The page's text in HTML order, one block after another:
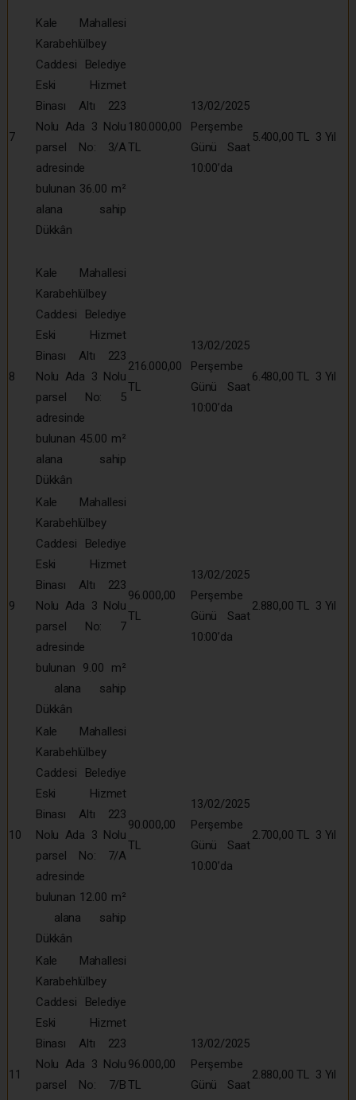
7
Kale Mahallesi
Karabehlülbey
Caddesi Belediye
Eski Hizmet
Binası Altı 223
Nolu Ada 3 Nolu
parsel No: 3/A
adresinde
bulunan 36.00 m²
alana sahip
Dükkân
180.000,00
TL
13/02/2025
Perşembe
Günü Saat
10:00’da
5.400,00 TL 3 Yıl
8
Kale Mahallesi
Karabehlülbey
Caddesi Belediye
Eski Hizmet
Binası Altı 223
Nolu Ada 3 Nolu
parsel No: 5
adresinde
bulunan 45.00 m²
alana sahip
Dükkân
216.000,00
TL
13/02/2025
Perşembe
Günü Saat
10:00’da
6.480,00 TL 3 Yıl
9
Kale Mahallesi
Karabehlülbey
Caddesi Belediye
Eski Hizmet
Binası Altı 223
Nolu Ada 3 Nolu
parsel No: 7
adresinde
bulunan 9.00 m²
alana sahip
Dükkân
96.000,00
TL
13/02/2025
Perşembe
Günü Saat
10:00’da
2.880,00 TL 3 Yıl
10
Kale Mahallesi
Karabehlülbey
Caddesi Belediye
Eski Hizmet
Binası Altı 223
Nolu Ada 3 Nolu
parsel No: 7/A
adresinde
bulunan 12.00 m²
alana sahip
Dükkân
90.000,00
TL
13/02/2025
Perşembe
Günü Saat
10:00’da
2.700,00 TL 3 Yıl
11
Kale Mahallesi
Karabehlülbey
Caddesi Belediye
Eski Hizmet
Binası Altı 223
Nolu Ada 3 Nolu
parsel No: 7/B
96.000,00
TL
13/02/2025
Perşembe
Günü Saat
2.880,00 TL 3 Yıl